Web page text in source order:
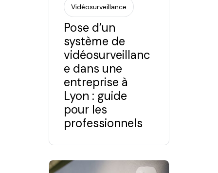
Vidéosurveillance
Pose d’un
système de
vidéosurveillanc
e dans une
entreprise à
Lyon : guide
pour les
professionnels